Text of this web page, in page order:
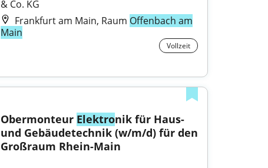
& Co. KG
Frankfurt am Main, Raum Offenbach am
Main
Vollzeit
Obermonteur Elektronik für Haus-
und Gebäudetechnik (w/m/d) für den
Großraum Rhein-Main